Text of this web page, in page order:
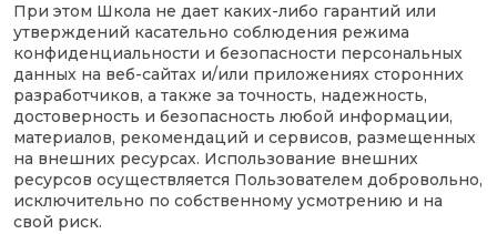
При этом Школа не дает каких-либо гарантий или
утверждений касательно соблюдения режима
конфиденциальности и безопасности персональных
данных на веб-сайтах и/или приложениях сторонних
разработчиков, а также за точность, надежность,
достоверность и безопасность любой информации,
материалов, рекомендаций и сервисов, размещенных
на внешних ресурсах. Использование внешних
ресурсов осуществляется Пользователем добровольно,
исключительно по собственному усмотрению и на
свой риск.